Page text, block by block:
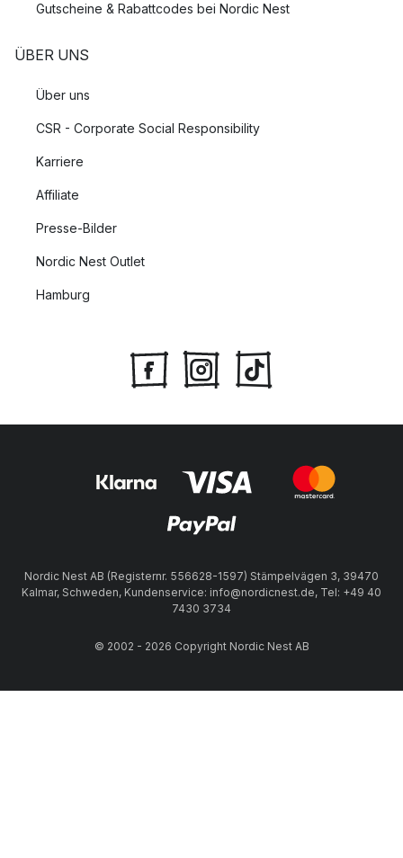
Gutscheine & Rabattcodes bei Nordic Nest
ÜBER UNS
Über uns
CSR - Corporate Social Responsibility
Karriere
Affiliate
Presse-Bilder
Nordic Nest Outlet
Hamburg
Nordic Nest AB (Registernr. 556628-1597) Stämpelvägen 3, 39470
Kalmar, Schweden, Kundenservice: info@nordicnest.de, Tel: +49 40
7430 3734
© 2002 - 2026 Copyright Nordic Nest AB